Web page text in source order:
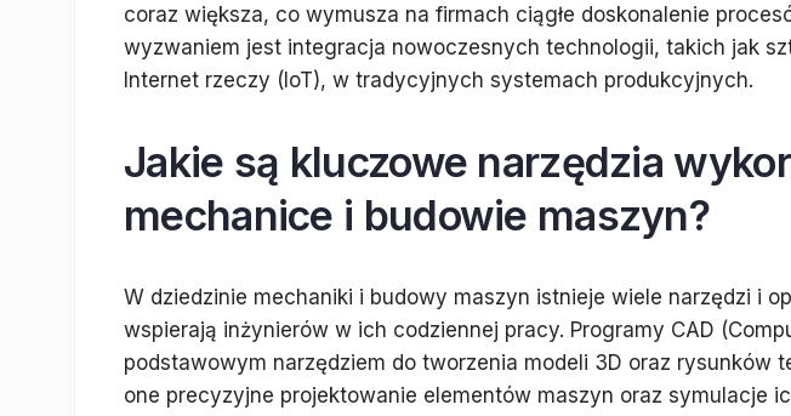
coraz większa, co wymusza na firmach ciągłe doskonalenie
wyzwaniem jest integracja nowoczesnych technologii, takich jak
Internet rzeczy (IoT), w tradycyjnych systemach produkcyjnych.
Jakie są kluczowe narzędzia
mechanice i budowie maszyn?
W dziedzinie mechaniki i budowy maszyn istnieje wiele narzędzi i
wspierają inżynierów w ich codziennej pracy. Programy CAD
podstawowym narzędziem do tworzenia modeli 3D oraz rysunków
one precyzyjne projektowanie elementów maszyn oraz symulacje